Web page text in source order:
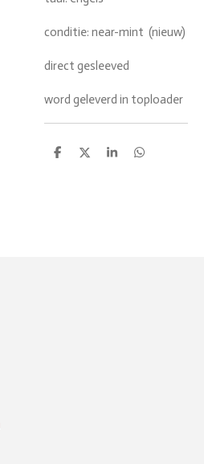
conditie: near-mint (nieuw)
direct gesleeved
word geleverd in toploader
D
D
S
D